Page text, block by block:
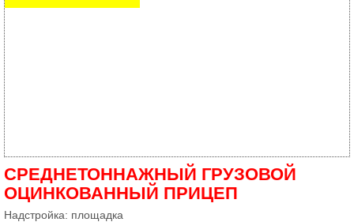
СРЕДНЕТОННАЖНЫЙ ГРУЗОВОЙ
ОЦИНКОВАННЫЙ ПРИЦЕП
Надстройка: площадка